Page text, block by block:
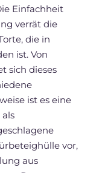
Einfachheit
verrät die
die in
ist. Von
sich dieses
ist es eine
vor,
aus